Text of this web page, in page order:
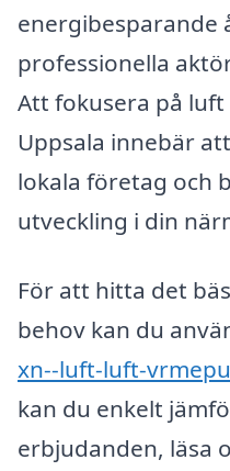
energibesparande
professionella
Att fokusera på
Uppsala innebär
lokala företag och
utveckling i din
För att hitta det
behov kan du
xn--luft-luft-
kan du enkelt
erbjudanden, läsa